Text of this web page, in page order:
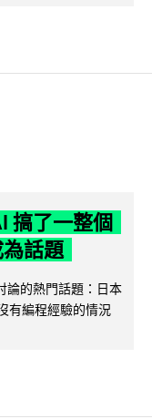
搞了一整個
話題
論的熱門話題：日本
有編程經驗的情況